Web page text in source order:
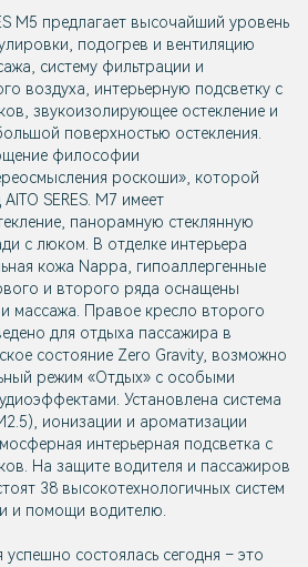
M5 предлагает высочайший уровень
подогрев и вентиляцию
систему фильтрации и
воздуха, интерьерную подсветку с
звукоизолирующее остекление и
поверхностью остекления.
философии
роскоши», которой
SERES. М7 имеет
панорамную стеклянную
с люком. В отделке интерьера
кожа Nappa, гипоаллергенные
и второго ряда оснащены
массажа. Правое кресло второго
для отдыха пассажира в
состояние Zero Gravity, возможно
режим «Отдых» с особыми
Установлена система
ионизации и ароматизации
интерьерная подсветка с
На защите водителя и пассажиров
38 высокотехнологичных систем
и помощи водителю.
состоялась сегодня – это